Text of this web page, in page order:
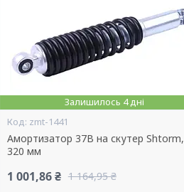
Залишилось 4 дні
zmt-1441
Амортизатор 37B на скутер Shtorm,
320 мм
1 001,86 ₴ 1 164,95 ₴